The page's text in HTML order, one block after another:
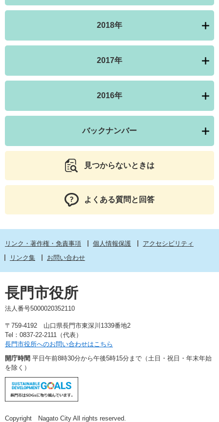
2018年
2017年
2016年
バックナンバー
見つからないときは
よくある質問と回答
リンク・著作権・免責事項 個人情報保護
アクセシビリティ
リンク集
お問い合わせ
長門市役所
法人番号5000020352110
〒759-4192 山口県長門市東深川1339番地2
Tel：0837-22-2111（代表）
長門市役所へのお問い合わせはこちら
開庁時間 平日午前8時30分から午後5時15分まで（土日・祝日・年末年始
を除く）
Copyright Nagato City All rights reserved.